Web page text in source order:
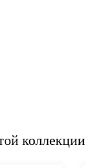
коллекции